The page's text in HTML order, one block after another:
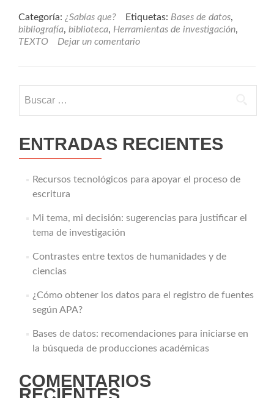
Categoría: ¿Sabías que? Etiquetas: Bases de datos,
bibliografía, biblioteca, Herramientas de investigación,
TEXTO
Dejar un comentario
ENTRADAS RECIENTES
Recursos tecnológicos para apoyar el proceso de
escritura
Mi tema, mi decisión: sugerencias para justificar el
tema de investigación
Contrastes entre textos de humanidades y de
ciencias
¿Cómo obtener los datos para el registro de fuentes
según APA?
Bases de datos: recomendaciones para iniciarse en
la búsqueda de producciones académicas
COMENTARIOS